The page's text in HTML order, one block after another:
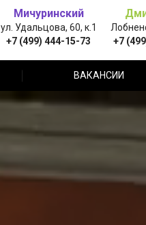
Мичуринский
ул. Удальцова, 60, к.1
+7 (499) 444-15-73
+7
ВАКАНСИИ